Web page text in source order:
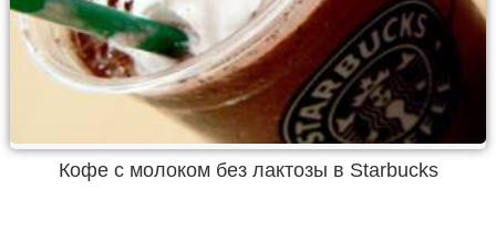
Кофе с молоком без лактозы в Starbucks